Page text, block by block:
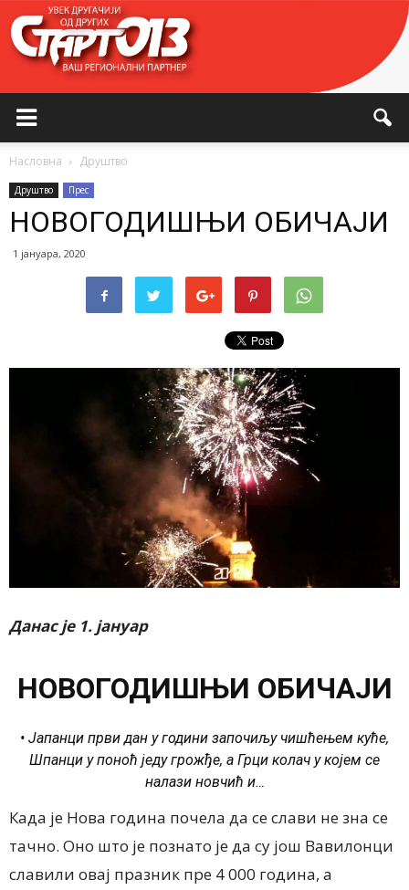
Насловна Друштво
Друштво Прес
НОВОГОДИШЊИ ОБИЧАЈИ
1 јануара, 2020
Данас је 1. јануар
НОВОГОДИШЊИ ОБИЧАЈИ
• Јапанци први дан у години започиљу чишћењем куће,
Шпанци у поноћ једу грожђе, а Грци колач у којем се
налази новчић и…
Када је Нова година почела да се слави не зна се
тачно. Оно што је познато је да су још Вавилонци
славили овај празник пре 4 000 година, а